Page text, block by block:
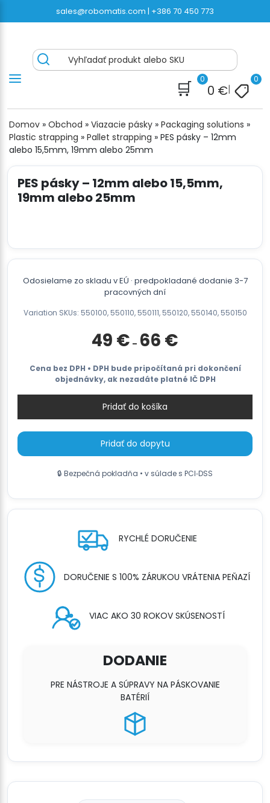
na
sales@robomatis.com | +386 70 450 773
ROBOMATIS®
Battery Strapping Tools and Packing Machines
Delivered Fast and Free
Vyhľadať produkt alebo SKU
🛒 0
0 €|
0
Domov » Obchod » Viazacie pásky » Packaging solutions »
Plastic strapping » Pallet strapping » PES pásky – 12mm
alebo 15,5mm, 19mm alebo 25mm
PES pásky – 12mm alebo 15,5mm,
19mm alebo 25mm
Odosielame zo skladu v EÚ · predpokladané dodanie 3-7
pracovných dní
Variation SKUs: 550100, 550110, 550111, 550120, 550140, 550150
49 € – 66 €
66 €
Cena bez DPH • DPH bude pripočítaná pri dokončení
objednávky, ak nezadáte platné IČ DPH
Pridať do košíka
Pridať do dopytu
🔒 Bezpečná pokladňa • v súlade s PCI‑DSS
RYCHLÉ DORUČENIE
DORUČENIE S 100% ZÁRUKOU VRÁTENIA PEŇAZÍ
VIAC AKO 30 ROKOV SKÚSENOSTÍ
DODANIE
PRE NÁSTROJE A SÚPRAVY NA PÁSKOVANIE
BATÉRIÍ